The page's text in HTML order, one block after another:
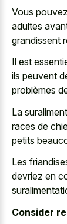
Vous
adultes
grandissent
Il est
ils peuvent
problèmes
La
races de
petits
Les
devriez en
Consider